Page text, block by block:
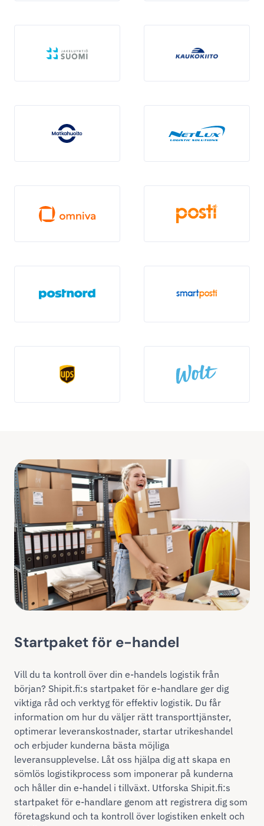
Startpaket för e-handel
Vill du ta kontroll över din e-handels logistik från
början? Shipit.fi:s startpaket för e-handlare ger dig
viktiga råd och verktyg för effektiv logistik. Du får
information om hur du väljer rätt transporttjänster,
optimerar leveranskostnader, startar utrikeshandel
och erbjuder kunderna bästa möjliga
leveransupplevelse. Låt oss hjälpa dig att skapa en
sömlös logistikprocess som imponerar på kunderna
och håller din e-handel i tillväxt. Utforska Shipit.fi:s
startpaket för e-handlare genom att registrera dig som
företagskund och ta kontroll över logistiken enkelt och